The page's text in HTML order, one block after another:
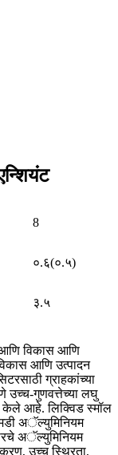
8
०.६(०.५)
३.५
विकास आणि
आणि उत्पादन
ग्राहकांच्या
उच्च-गुणवत्तेच्या लघु
केले आहे. लिक्विड स्मॉल
अॅल्युमिनियम
अॅल्युमिनियम
उच्च स्थिरता,